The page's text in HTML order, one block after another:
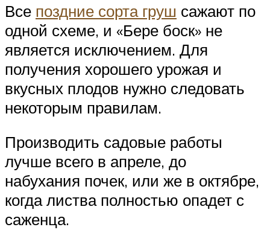
Все поздние сорта груш сажают по
одной схеме, и «Бере боск» не
является исключением. Для
получения хорошего урожая и
вкусных плодов нужно следовать
некоторым правилам.
Производить садовые работы
лучше всего в апреле, до
набухания почек, или же в октябре,
когда листва полностью опадет с
саженца.